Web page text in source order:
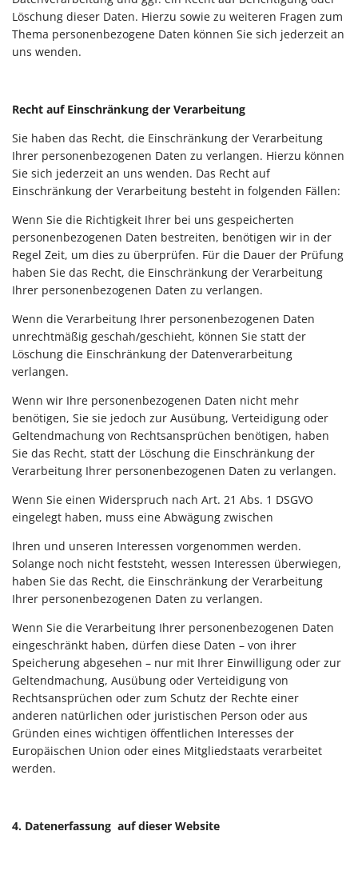
Löschung dieser Daten. Hierzu sowie zu weiteren Fragen zum
Thema personenbezogene Daten können Sie sich jederzeit an
uns wenden.
Recht auf Einschränkung der Verarbeitung
Sie haben das Recht, die Einschränkung der Verarbeitung
Ihrer personenbezogenen Daten zu verlangen. Hierzu können
Sie sich jederzeit an uns wenden. Das Recht auf
Einschränkung der Verarbeitung besteht in folgenden Fällen:
Wenn Sie die Richtigkeit Ihrer bei uns gespeicherten
personenbezogenen Daten bestreiten, benötigen wir in der
Regel Zeit, um dies zu überprüfen. Für die Dauer der Prüfung
haben Sie das Recht, die Einschränkung der Verarbeitung
Ihrer personenbezogenen Daten zu verlangen.
Wenn die Verarbeitung Ihrer personenbezogenen Daten
unrechtmäßig geschah/geschieht, können Sie statt der
Löschung die Einschränkung der Datenverarbeitung
verlangen.
Wenn wir Ihre personenbezogenen Daten nicht mehr
benötigen, Sie sie jedoch zur Ausübung, Verteidigung oder
Geltendmachung von Rechtsansprüchen benötigen, haben
Sie das Recht, statt der Löschung die Einschränkung der
Verarbeitung Ihrer personenbezogenen Daten zu verlangen.
Wenn Sie einen Widerspruch nach Art. 21 Abs. 1 DSGVO
eingelegt haben, muss eine Abwägung zwischen
Ihren und unseren Interessen vorgenommen werden.
Solange noch nicht feststeht, wessen Interessen überwiegen,
haben Sie das Recht, die Einschränkung der Verarbeitung
Ihrer personenbezogenen Daten zu verlangen.
Wenn Sie die Verarbeitung Ihrer personenbezogenen Daten
eingeschränkt haben, dürfen diese Daten – von ihrer
Speicherung abgesehen – nur mit Ihrer Einwilligung oder zur
Geltendmachung, Ausübung oder Verteidigung von
Rechtsansprüchen oder zum Schutz der Rechte einer
anderen natürlichen oder juristischen Person oder aus
Gründen eines wichtigen öffentlichen Interesses der
Europäischen Union oder eines Mitgliedstaats verarbeitet
werden.
4. Datenerfassung auf dieser Website